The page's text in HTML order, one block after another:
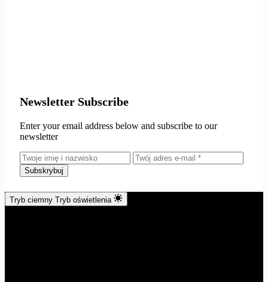
Newsletter Subscribe
Enter your email address below and subscribe to our
newsletter
Subskrybuj
Tryb ciemny Tryb oświetlenia